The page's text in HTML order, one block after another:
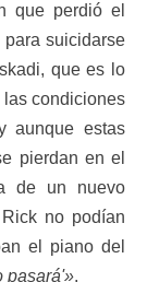
que perdió el
suicidarse
que es lo
condiciones
aunque estas
pierdan en el
de un nuevo
no podían
el piano del
pasará'».